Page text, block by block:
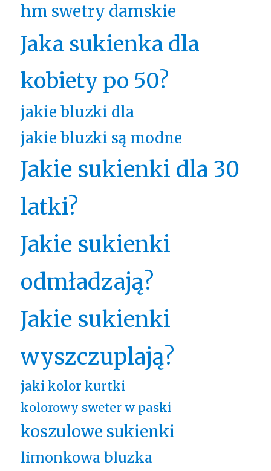
hm swetry damskie
Jaka sukienka dla
kobiety po 50?
jakie bluzki dla
jakie bluzki są modne
Jakie sukienki dla 30
latki?
Jakie sukienki
odmładzają?
Jakie sukienki
wyszczuplają?
jaki kolor kurtki
kolorowy sweter w paski
koszulowe sukienki
limonkowa bluzka